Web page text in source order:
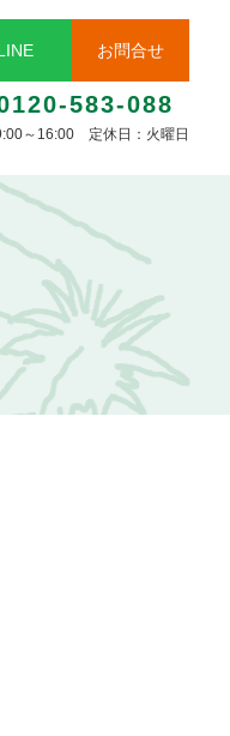
お問合せ
583-088
～16:00 定休日：火曜日